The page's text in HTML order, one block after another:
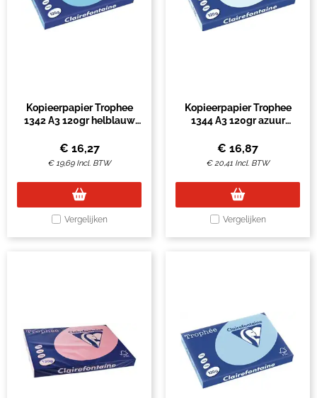
Kopieerpapier Trophee
1342 A3 120gr helblauw
€ 16,27
€19,69 Incl. BTW
Vergelijken
Kopieerpapier Trophee
1344 A3 120gr azuur
€ 16,87
€20,41 Incl. BTW
Vergelijken